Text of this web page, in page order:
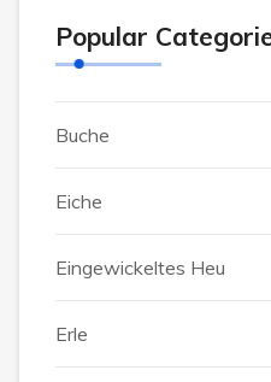
Popular
Buche
Eiche
Eingewickeltes Heu
Erle